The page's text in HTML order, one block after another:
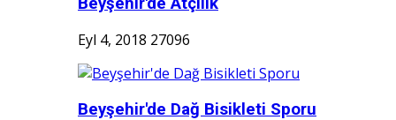
Eyl 4, 2018 27096
Beyşehir'de Dağ Bisikleti Sporu